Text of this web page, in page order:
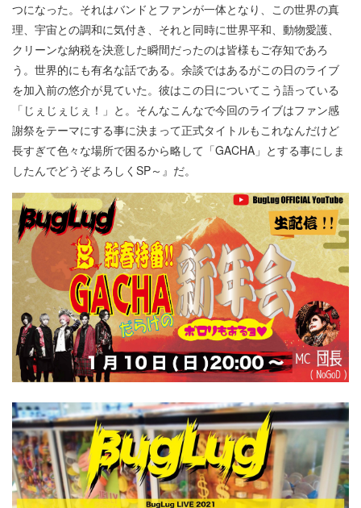
つになった。それはバンドとファンが一体となり、この世界の真
理、宇宙との調和に気付き、それと同時に世界平和、動物愛護、
クリーンな納税を決意した瞬間だったのは皆様もご存知であろ
う。世界的にも有名な話である。余談ではあるがこの日のライブ
を加入前の悠介が見ていた。彼はこの日についてこう語っている
「じぇじぇじぇ！」と。そんなこんなで今回のライブはファン感
謝祭をテーマにする事に決まって正式タイトルもこれなんだけど
長すぎて色々な場所で困るから略して「GACHA」とする事にしま
したんでどうぞよろしくSP～』だ。